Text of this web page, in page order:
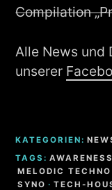
Compilation
Alle News und
unserer
KATEGORIEN:
TAGS: AWARENESS
MELODIC TECHNO
SYNO · TECH-